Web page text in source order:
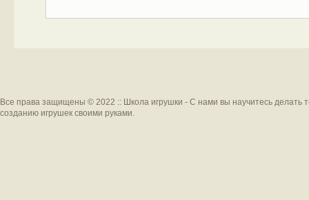
Все права защищены © 2022 :: Школа игрушки - С нами вы научитесь делать
созданию игрушек своими руками.